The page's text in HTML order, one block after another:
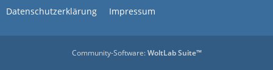
Datenschutzerklärung Impressum
Community-Software:WoltLab Suite™